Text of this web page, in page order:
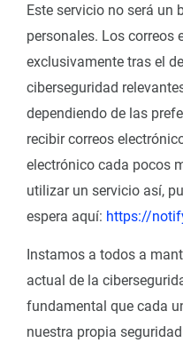
Este servicio no será un
personales. Los correos
exclusivamente tras el
ciberseguridad
dependiendo de las
recibir correos
electrónico cada pocos
utilizar un servicio así,
espera aquí: https://
Instamos a todos a
actual de la
fundamental que cada
nuestra propia